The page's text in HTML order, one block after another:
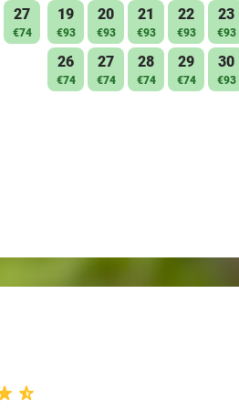
27
€74
19
€93
20
€93
21
€93
22
€93
23
€93
26
€74
27
€74
28
€74
29
€74
30
€93